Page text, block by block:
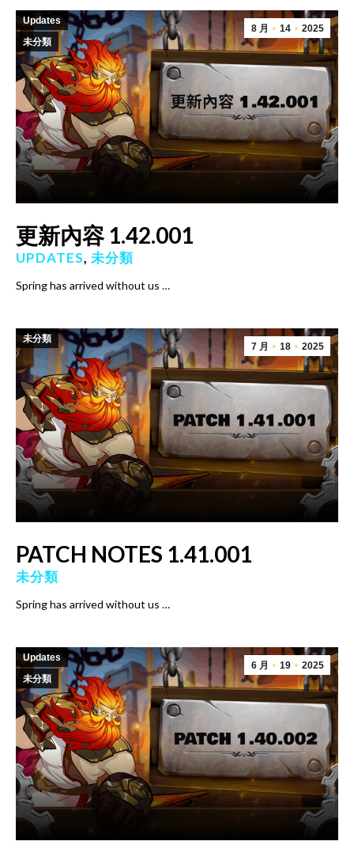
8 月 14 2025
Updates
未分類
更新內容 1.42.001
UPDATES, 未分類
Spring has arrived without us …
7 月 18 2025
未分類
PATCH NOTES 1.41.001
未分類
Spring has arrived without us …
6 月 19 2025
Updates
未分類